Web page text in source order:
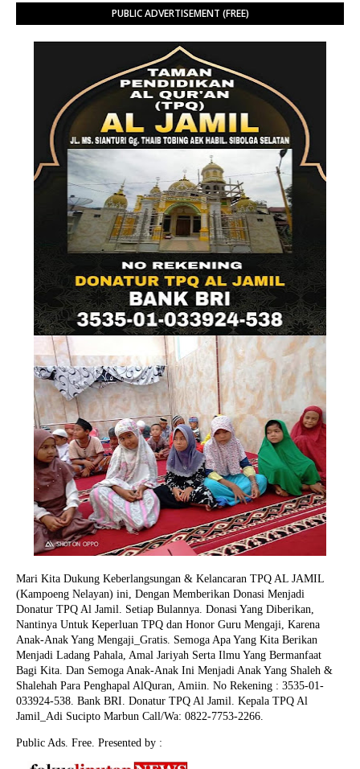
PUBLIC ADVERTISEMENT (FREE)
Mari Kita Dukung Keberlangsungan & Kelancaran TPQ AL JAMIL
(Kampoeng Nelayan) ini, Dengan Memberikan Donasi Menjadi
Donatur TPQ Al Jamil. Setiap Bulannya. Donasi Yang Diberikan,
Nantinya Untuk Keperluan TPQ dan Honor Guru Mengaji, Karena
Anak-Anak Yang Mengaji_Gratis. Semoga Apa Yang Kita Berikan
Menjadi Ladang Pahala, Amal Jariyah Serta Ilmu Yang Bermanfaat
Bagi Kita. Dan Semoga Anak-Anak Ini Menjadi Anak Yang Shaleh &
Shalehah Para Penghapal AlQuran, Amiin. No Rekening : 3535-01-
033924-538. Bank BRI. Donatur TPQ Al Jamil. Kepala TPQ Al
Jamil_Adi Sucipto Marbun Call/Wa: 0822-7753-2266.
Public Ads. Free. Presented by :